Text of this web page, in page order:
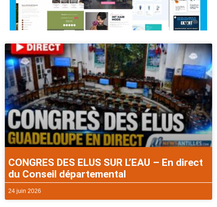
CONGRES DES ELUS SUR L’EAU – En direct
du Conseil départemental
24 juin 2026